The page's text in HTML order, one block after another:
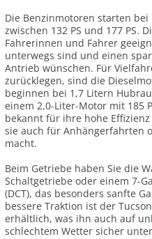
Die Benzinmotoren starten
zwischen 132 PS und 177 PS.
Fahrerinnen und Fahrer
unterwegs sind und einen
Antrieb wünschen. Für
zurücklegen, sind die
beginnen bei 1,7 Litern
einem 2,0-Liter-Motor mit 185
bekannt für ihre hohe
sie auch für Anhängerfahrten
macht.
Beim Getriebe haben Sie die
Schaltgetriebe oder einem 7-
(DCT), das besonders sanfte
bessere Traktion ist der
erhältlich, was ihn auch auf
schlechtem Wetter sicher